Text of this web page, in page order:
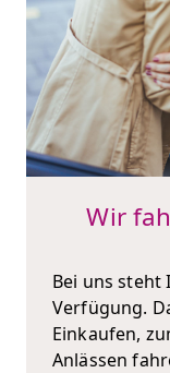
Wir
Bei uns steht
Verfügung.
Einkaufen,
Anlässen